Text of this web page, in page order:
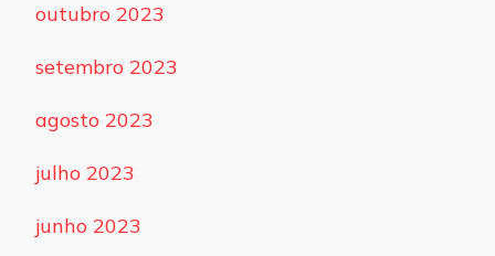
outubro 2023
setembro 2023
agosto 2023
julho 2023
junho 2023